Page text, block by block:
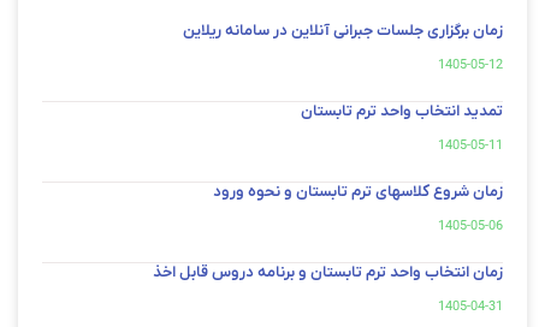
زمان برگزاری جلسات جبرانی آنلاین در سامانه ریلاین
1405-05-12
تمدید انتخاب واحد ترم تابستان
1405-05-11
زمان شروع کلاسهای ترم تابستان و نحوه ورود
1405-05-06
زمان انتخاب واحد ترم تابستان و برنامه دروس قابل اخذ
1405-04-31